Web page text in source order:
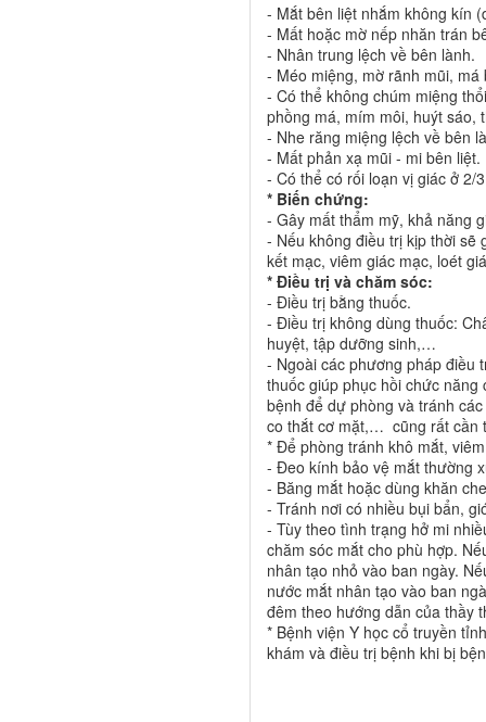
- Mắt bên liệt nhắm không kín
- Mất hoặc mờ nếp nhăn trán
- Nhân trung lệch về bên lành.
- Méo miệng, mờ rãnh mũi, má
- Có thể không chúm miệng
phồng má, mím môi, huýt
- Nhe răng miệng lệch về bên
- Mất phản xạ mũi - mi bên liệt.
- Có thể có rối loạn vị giác ở 2/
* Biến chứng:
- Gây mất thẩm mỹ, khả năng
- Nếu không điều trị kịp thời sẽ
kết mạc, viêm giác mạc, loét
* Điều trị và chăm sóc:
- Điều trị bằng thuốc.
- Điều trị không dùng thuốc:
huyệt, tập dưỡng sinh,…
- Ngoài các phương pháp điều
thuốc giúp phục hồi chức
bệnh để dự phòng và tránh
co thắt cơ mặt,… cũng rất cần
* Để phòng tránh khô mắt,
- Đeo kính bảo vệ mắt thường
- Băng mắt hoặc dùng khăn
- Tránh nơi có nhiều bụi bẩn,
- Tùy theo tình trạng hở mi
chăm sóc mắt cho phù hợp.
nhân tạo nhỏ vào ban ngày.
nước mắt nhân tạo vào ban
đêm theo hướng dẫn của thầy
* Bệnh viện Y học cổ truyền
khám và điều trị bệnh khi bị